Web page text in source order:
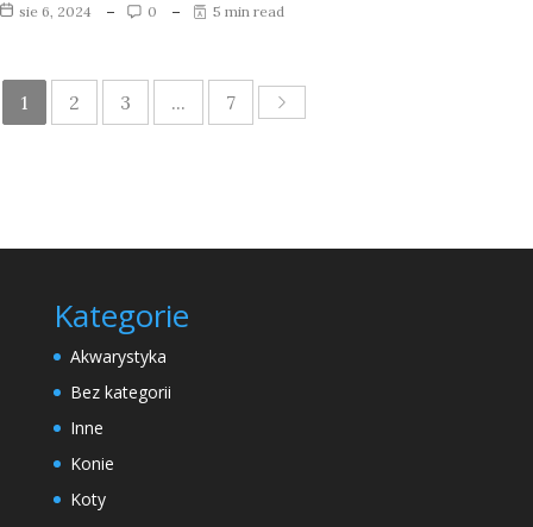
sie 6, 2024 0 5 min read
1 2 3 ... 7
Kategorie
Akwarystyka
Bez kategorii
Inne
Konie
Koty